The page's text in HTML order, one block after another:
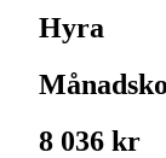
Hyra
8 036 kr